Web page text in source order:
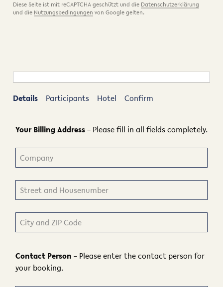
Diese Seite ist mit reCAPTCHA geschützt und die Datenschutzerklärung
und die Nutzungsbedingungen von Google gelten.
Details Participants Hotel Confirm
Your Billing Address– Please fill in all fields completely.
Contact Person – Please enter the contact person for
your booking.